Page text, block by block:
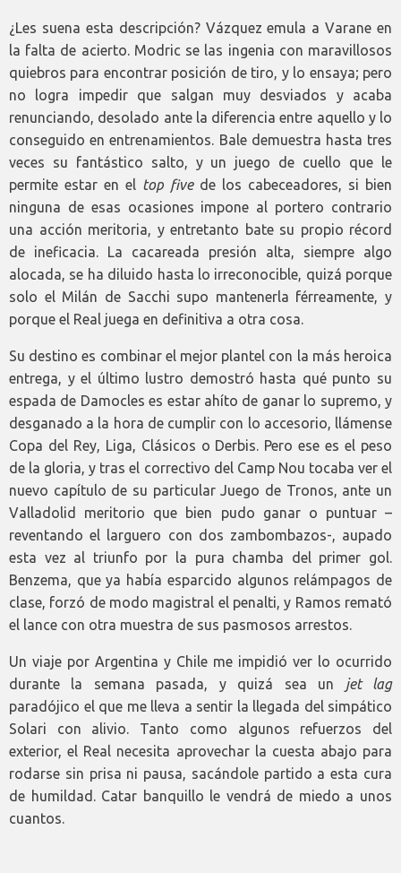
¿Les suena esta descripción? Vázquez emula a Varane en
la falta de acierto. Modric se las ingenia con maravillosos
quiebros para encontrar posición de tiro, y lo ensaya; pero
no logra impedir que salgan muy desviados y acaba
renunciando, desolado ante la diferencia entre aquello y lo
conseguido en entrenamientos. Bale demuestra hasta tres
veces su fantástico salto, y un juego de cuello que le
permite estar en el top fivede los cabeceadores, si bien
ninguna de esas ocasiones impone al portero contrario
una acción meritoria, y entretanto bate su propio récord
de ineficacia. La cacareada presión alta, siempre algo
alocada, se ha diluido hasta lo irreconocible, quizá porque
solo el Milán de Sacchi supo mantenerla férreamente, y
porque el Real juega en definitiva a otra cosa.
Su destino es combinar el mejor plantel con la más heroica
entrega, y el último lustro demostró hasta qué punto su
espada de Damocles es estar ahíto de ganar lo supremo, y
desganado a la hora de cumplir con lo accesorio, llámense
Copa del Rey, Liga, Clásicos o Derbis. Pero ese es el peso
de la gloria, y tras el correctivo del Camp Nou tocaba ver el
nuevo capítulo de su particular Juego de Tronos, ante un
Valladolid meritorio que bien pudo ganar o puntuar –
reventando el larguero con dos zambombazos-, aupado
esta vez al triunfo por la pura chamba del primer gol.
Benzema, que ya había esparcido algunos relámpagos de
clase, forzó de modo magistral el penalti, y Ramos remató
el lance con otra muestra de sus pasmosos arrestos.
Un viaje por Argentina y Chile me impidió ver lo ocurrido
durante la semana pasada, y quizá sea un jet lag
paradójico el que me lleva a sentir la llegada del simpático
Solari con alivio. Tanto como algunos refuerzos del
exterior, el Real necesita aprovechar la cuesta abajo para
rodarse sin prisa ni pausa, sacándole partido a esta cura
de humildad. Catar banquillo le vendrá de miedo a unos
cuantos.